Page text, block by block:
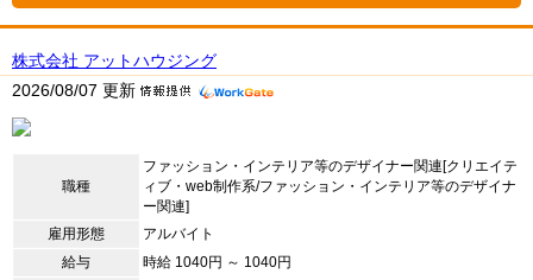
株式会社 アットハウジング
2026/08/07 更新
職種
ファッション・インテリア等のデザイナー関連[クリエイテ
ィブ・web制作系/ファッション・インテリア等のデザイナ
ー関連]
雇用形態
アルバイト
給与
時給 1040円 ～ 1040円